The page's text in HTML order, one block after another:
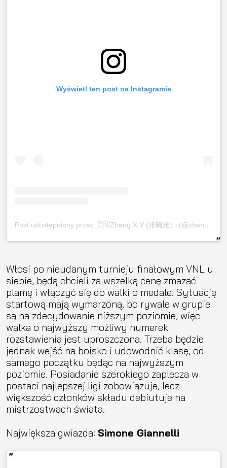
Wyświetl ten post na Instagramie
Post udostępniony przez 🇨🇳Zhang X.Y (张晓雅） (@zhang_young8)
Włosi po nieudanym turnieju finałowym VNL u
siebie, będą chcieli za wszelką cenę zmazać
plamę i włączyć się do walki o medale. Sytuację
startową mają wymarzoną, bo rywale w grupie
są na zdecydowanie niższym poziomie, więc
walka o najwyższy możliwy numerek
rozstawienia jest uproszczona. Trzeba będzie
jednak wejść na boisko i udowodnić klasę, od
samego początku będąc na najwyższym
poziomie. Posiadanie szerokiego zaplecza w
postaci najlepszej ligi zobowiązuje, lecz
większość członków składu debiutuje na
mistrzostwach świata.
Największa gwiazda: Simone Giannelli